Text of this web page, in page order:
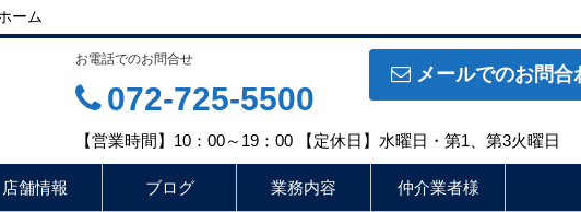
ーム
メールでのお問合
お電話でのお問合せ
072-725-5500
【営業時間】10：00～19：00 【定休日】水曜日・第1、第3火曜日
店舗情報 ブログ 業務内容 仲介業者様